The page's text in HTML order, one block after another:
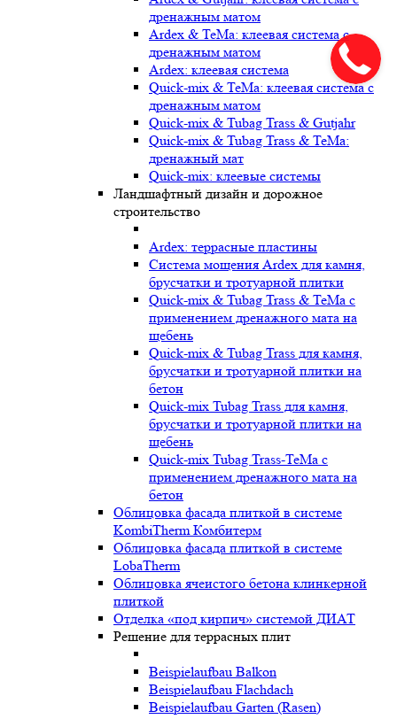
дренажным матом
Ardex & TeMa: клеевая система с
дренажным матом
Ardex: клеевая система
Quick-mix & TeMa: клеевая система с
дренажным матом
Quick-mix & Tubag Trass & Gutjahr
Quick-mix & Tubag Trass & TeMa:
дренажный мат
Quick-mix: клеевые системы
Ландшафтный дизайн и дорожное
строительство
Ardex: террасные пластины
Cистема мощения Ardex для камня,
брусчатки и тротуарной плитки
Quick-mix & Tubag Trass & TeMa с
применением дренажного мата на
щебень
Quick-mix & Tubag Trass для камня,
брусчатки и тротуарной плитки на
бетон
Quick-mix Tubag Trass для камня,
брусчатки и тротуарной плитки на
щебень
Quick-mix Tubag Trass-TeMa с
применением дренажного мата на
бетон
Облицовка фасада плиткой в системе
KombiTherm Комбитерм
Облицовка фасада плиткой в системе
LobaTherm
Облицовка ячеистого бетона клинкерной
плиткой
Отделка «под кирпич» системой ДИАТ
Решение для террасных плит
Beispielaufbau Balkon
Beispielaufbau Flachdach
Beispielaufbau Garten (Rasen)